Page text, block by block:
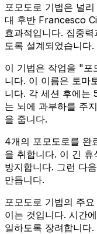
포모도로 기법은 널
대 후반 Francesco
효과적입니다. 집중
도록 설계되었습니다.
이 기법은 작업을 "포
니다. 이 이름은 토마
니다. 각 세션 후에는
는 뇌에 과부하를 주
을 줍니다.
4개의 포모도로를 완
을 취합니다. 이 긴
방지합니다. 그런 다
만듭니다.
포모도로 기법의 주
이는 것입니다. 시간
일하도록 장려합니다.